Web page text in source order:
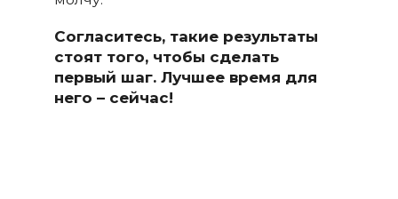
Согласитесь, такие результаты
стоят того, чтобы сделать
первый шаг. Лучшее время для
него – сейчас!